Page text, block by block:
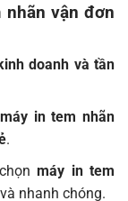
nhãn vận đơn
doanh và tần
máy in tem nhãn
.
máy in tem
nhanh chóng.